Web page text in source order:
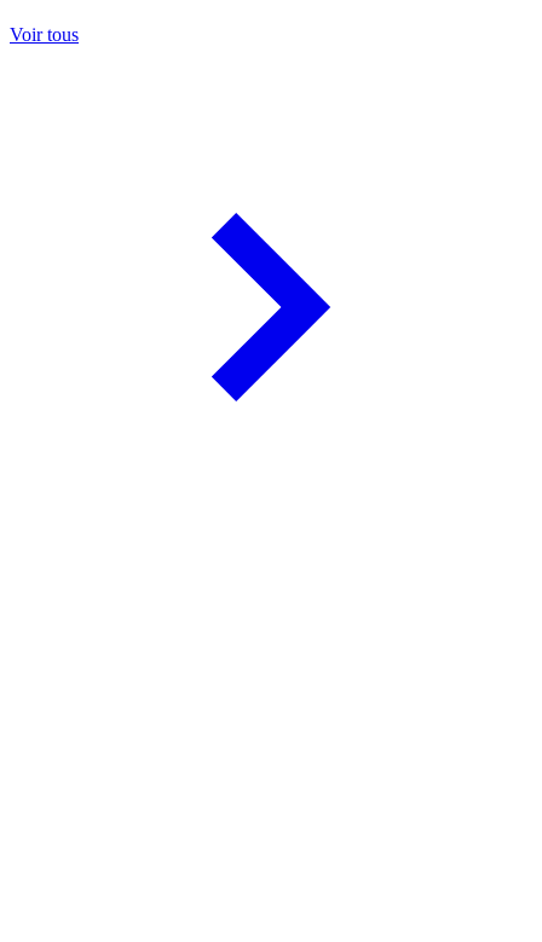
Voir tous